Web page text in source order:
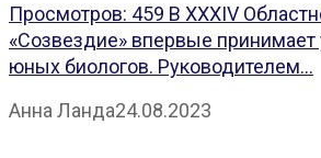
Просмотров: 459 В XXXIV
«Созвездие» впервые принимает
юных биологов. Руководителем...
Анна Ланда24.08.2023